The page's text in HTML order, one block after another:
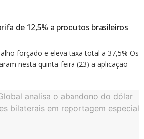
de 12,5% a produtos brasileiros
forçado e eleva taxa total a 37,5% Os
nesta quinta-feira (23) a aplicação